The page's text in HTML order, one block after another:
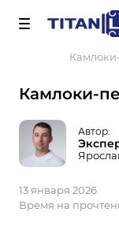
Важно!
Главная
Камлоки-
Автор:
13 января 2026
Время на